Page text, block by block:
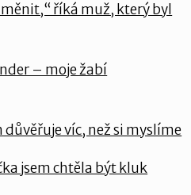
říká muž, který byl
– moje žabí
víc, než si myslíme
jsem chtěla být kluk